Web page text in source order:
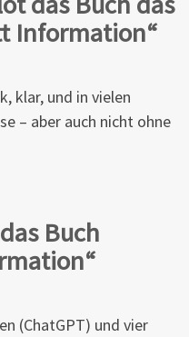
Information“
klar, und in vielen
– aber auch nicht ohne
Buch
(ChatGPT) und vier